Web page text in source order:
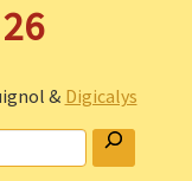
symbole
& Digicalys